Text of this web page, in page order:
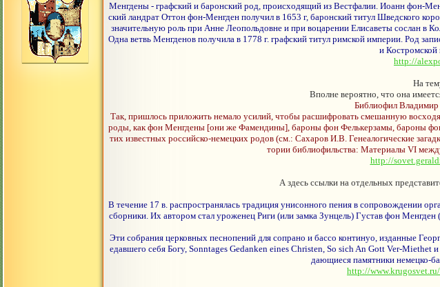
Менгдены - графский и баронский род, происходящий из Вестфалии. Иоанн фон-
ский ландрат Оттон фон-Менгден получил в 1653 г, баронский титул Шведского
значительную роль при Анне Леопольдовне и при воцарении Елисаветы сослан в
Одна ветвь Менгденов получила в 1778 г. графский титул римской империи. Род
и Костромской
http://
На
Вполне вероятно, что она
Библиофил
Так, пришлось приложить немало усилий, чтобы расшифровать смешанную
роды, как фон Менгдены [они же Фамендины], бароны фон Фелькерзамы, бароны
тих известных российско-немецких родов (см.: Сахаров И.В. Генеалогические
тории библиофильства: Материалы VI
http://
А здесь ссылки на отдельных
В течение 17 в. распространялась традиция унисонного пения в сопровождении
сборники. Их автором стал уроженец Риги (или замка Зунцель) Густав фон
Эти собрания церковных песнопений для сопрано и бассо континуо, изданные
едавшего себя Богу, Sonntages Gedanken eines Christen, So sich An Gott Ver-
дающиеся памятники немецко-
http://